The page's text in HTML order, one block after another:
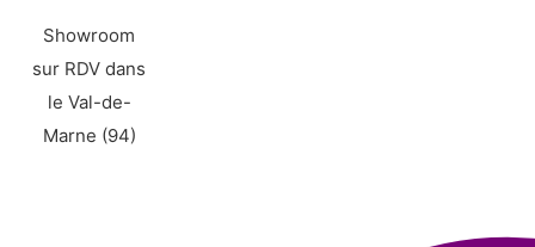
Showroom
sur RDV dans
le Val-de-
Marne (94)